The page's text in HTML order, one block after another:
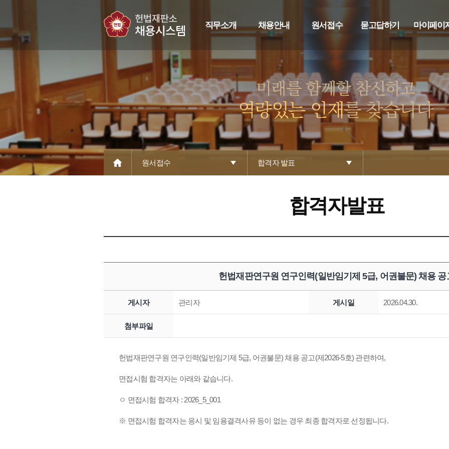
직무소개 채용안내 원서접수 묻고답하기 마이페이
원서접수 합격자 발표
합격자발표
헌법재판연구원 연구인력(일반임기제 5급, 어권불문) 채용 공
게시자 관리자 게시일 2026.04.30.
첨부파일
헌법재판연구원 연구인력(일반임기제 5급, 어권불문) 채용 공고(제2026-5호) 관련하여,
면접시험 합격자는 아래와 같습니다.
ㅇ 면접시험 합격자 : 2026_5_001
※ 면접시험 합격자는 응시 및 임용결격사유 등이 없는 경우 최종 합격자로 선정됩니다.